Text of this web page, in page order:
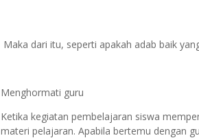
Maka dari itu, seperti apakah adab baik
Menghormati guru
Ketika kegiatan pembelajaran siswa
materi pelajaran. Apabila bertemu dengan